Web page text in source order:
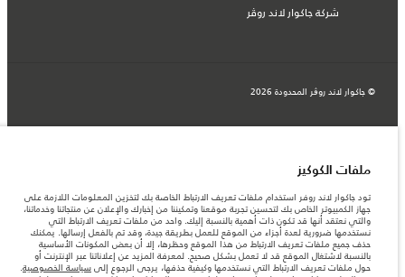
شركة جاكوار لاند روڤر
© جاكوار لاند روڨر المحدودة 2026
آخر، كما أنّها قد تتغير بدون إشعار مسبق. الرجاء التواصل مع وكيلنا المحلي للتأكد من توفّرها
والتحقق من الأسعار.
الأرقام المقدمة هي نتيجة لاختبارات المصنع الرسمية وفقاً لتشريعات الاتحاد الأوروبي. قد
يتباين استهلك الوقود الفعلي للمركبة عن ذلك المتحقق في تلك الاختبارات كما أن هذه
الأرقام بغرض المقارنة فحسب.
ملاحظة مهمة حول الصور والمواصفات. إن النقص العالمي في أشباه الموصلات يؤثر حاليًا
في مواصفات تصميم السيارات وتوفر الخيارات وتوقيتات التصاميم. هذا ظرف ديناميكي
للغاية، ونتيجة لذلك، قد لا تمثّل الصور المستخدَمة ضمن موقع الويب حاليًا المواصفات الحالية
بالكامل بالنسبة إلى الميزات والخيارات والحلية ومجموعات الألوان. يرجى استشارة وكيلك الذي
ملفات الكوكيز
تود جاكوار لاند روفر استخدام ملفات تعريف الارتباط الخاصة بك لتخزين المعلومات اللازمة على
جهاز الكمبيوتر الخاص بك لتحسين تجربة موقعنا وتمكيننا من إخبارك والإعلان عن منتجاتنا وخدماتنا،
والتي نعتقد أنها قد تكون ذات أهمية بالنسبة إليك. واحد من ملفات تعريف الارتباط التي
نستخدمها ضرورية لعدة أجزاء من الموقع للعمل بطريقة جيدة، وقد تم بالفعل إرسالها. يمكنك
حذف جميع ملفات تعريف الارتباط من هذا الموقع وحظرها، إلا أن بعض المكونات الأساسية
بالنسبة لاشتغال الموقع قد لا تعمل بشكل صحيح. لمعرفة المزيد عن إعلاناتنا عبر الإنترنت أو
حول ملفات تعريف الارتباط التي نستخدمها وكيفية حذفها، يرجى الرجوع إلى سياسة الخصوصية.